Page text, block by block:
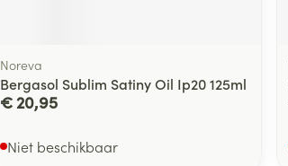
Noreva
Bergasol Sublim Satiny Oil Ip20 125ml
€ 20,95
Niet beschikbaar